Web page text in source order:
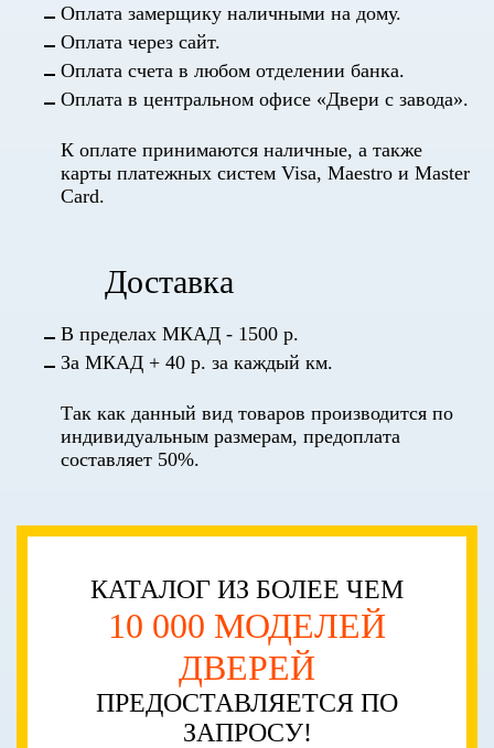
Оплата замерщику наличными на дому.
Оплата через сайт.
Оплата счета в любом отделении банка.
Оплата в центральном офисе «Двери с завода».
К оплате принимаются наличные, а также
карты платежных систем Visa, Maestro и Master
Card.
Доставка
В пределах МКАД - 1500 р.
За МКАД + 40 р. за каждый км.
Так как данный вид товаров производится по
индивидуальным размерам, предоплата
составляет 50%.
КАТАЛОГ ИЗ БОЛЕЕ ЧЕМ
10 000 МОДЕЛЕЙ
ДВЕРЕЙ
ПРЕДОСТАВЛЯЕТСЯ ПО
ЗАПРОСУ!